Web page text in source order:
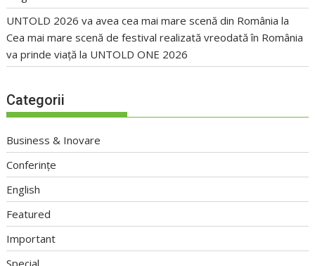
UNTOLD 2026 va avea cea mai mare scenă din România la
Cea mai mare scenă de festival realizată vreodată în România
va prinde viață la UNTOLD ONE 2026
Categorii
Business & Inovare
Conferințe
English
Featured
Important
Special